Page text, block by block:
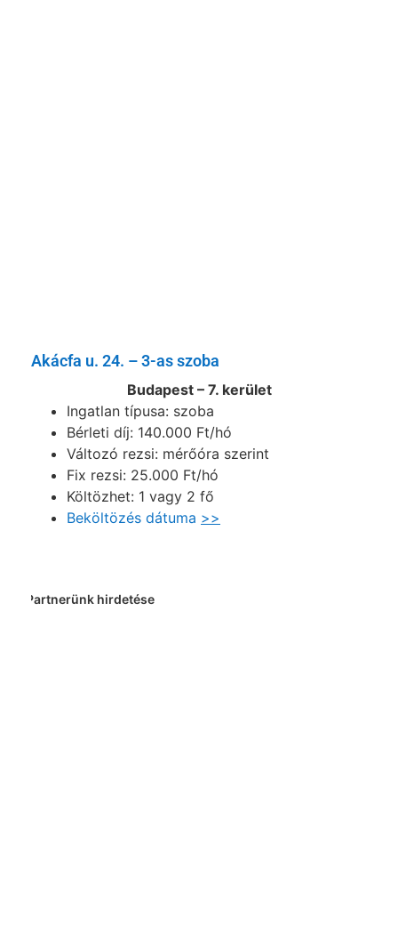
Akácfa u. 24. – 3-as szoba
Budapest – 7. kerület
Ingatlan típusa: szoba
Bérleti díj: 140.000 Ft/hó
Változó rezsi: mérőóra szerint
Fix rezsi: 25.000 Ft/hó
Költözhet: 1 vagy 2 fő
Beköltözés dátuma >>